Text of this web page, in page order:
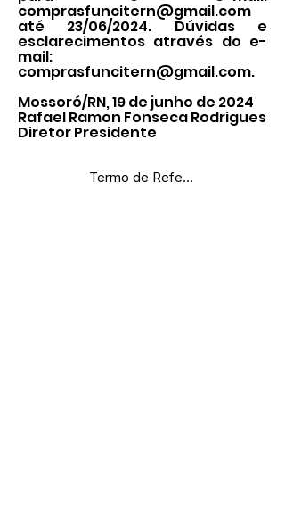
comprasfuncitern@gmail.com
até 23/06/2024. Dúvidas e
esclarecimentos através do e-
mail:
comprasfuncitern@gmail.com.
Mossoró/RN, 19 de junho de 2024
Rafael Ramon Fonseca Rodrigues
Diretor Presidente
Termo de Referência